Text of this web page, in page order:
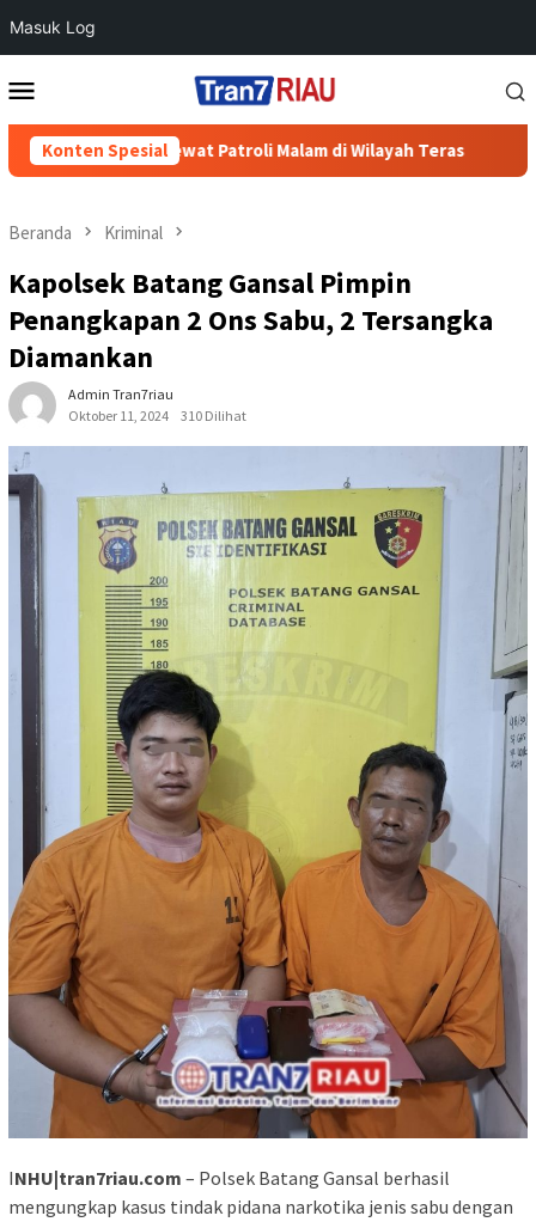
Masuk Log
ke
Mobile
Konten Spesial
3C Lewat Patroli Malam di Wilayah Teras 700
Beranda Kriminal
Kapolsek Batang Gansal Pimpin
Penangkapan 2 Ons Sabu, 2 Tersangka
Diamankan
Admin Tran7riau
Oktober 11, 2024
310 Dilihat
INHU|tran7riau.com – Polsek Batang Gansal berhasil
mengungkap kasus tindak pidana narkotika jenis sabu dengan